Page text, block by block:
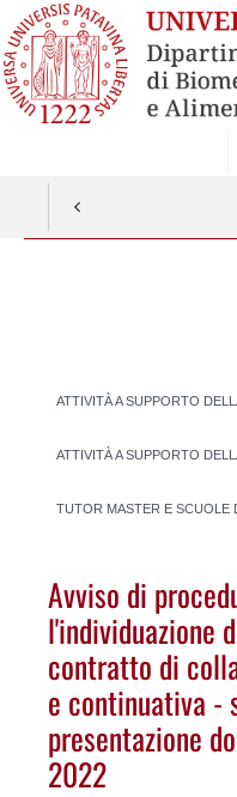
ATTIVITÀ A SUPPORTO
ATTIVITÀ A SUPPORTO
TUTOR MASTER E SCUOLE
Avviso di
l'individuazione
contratto di
e continuativa -
presentazione
2022